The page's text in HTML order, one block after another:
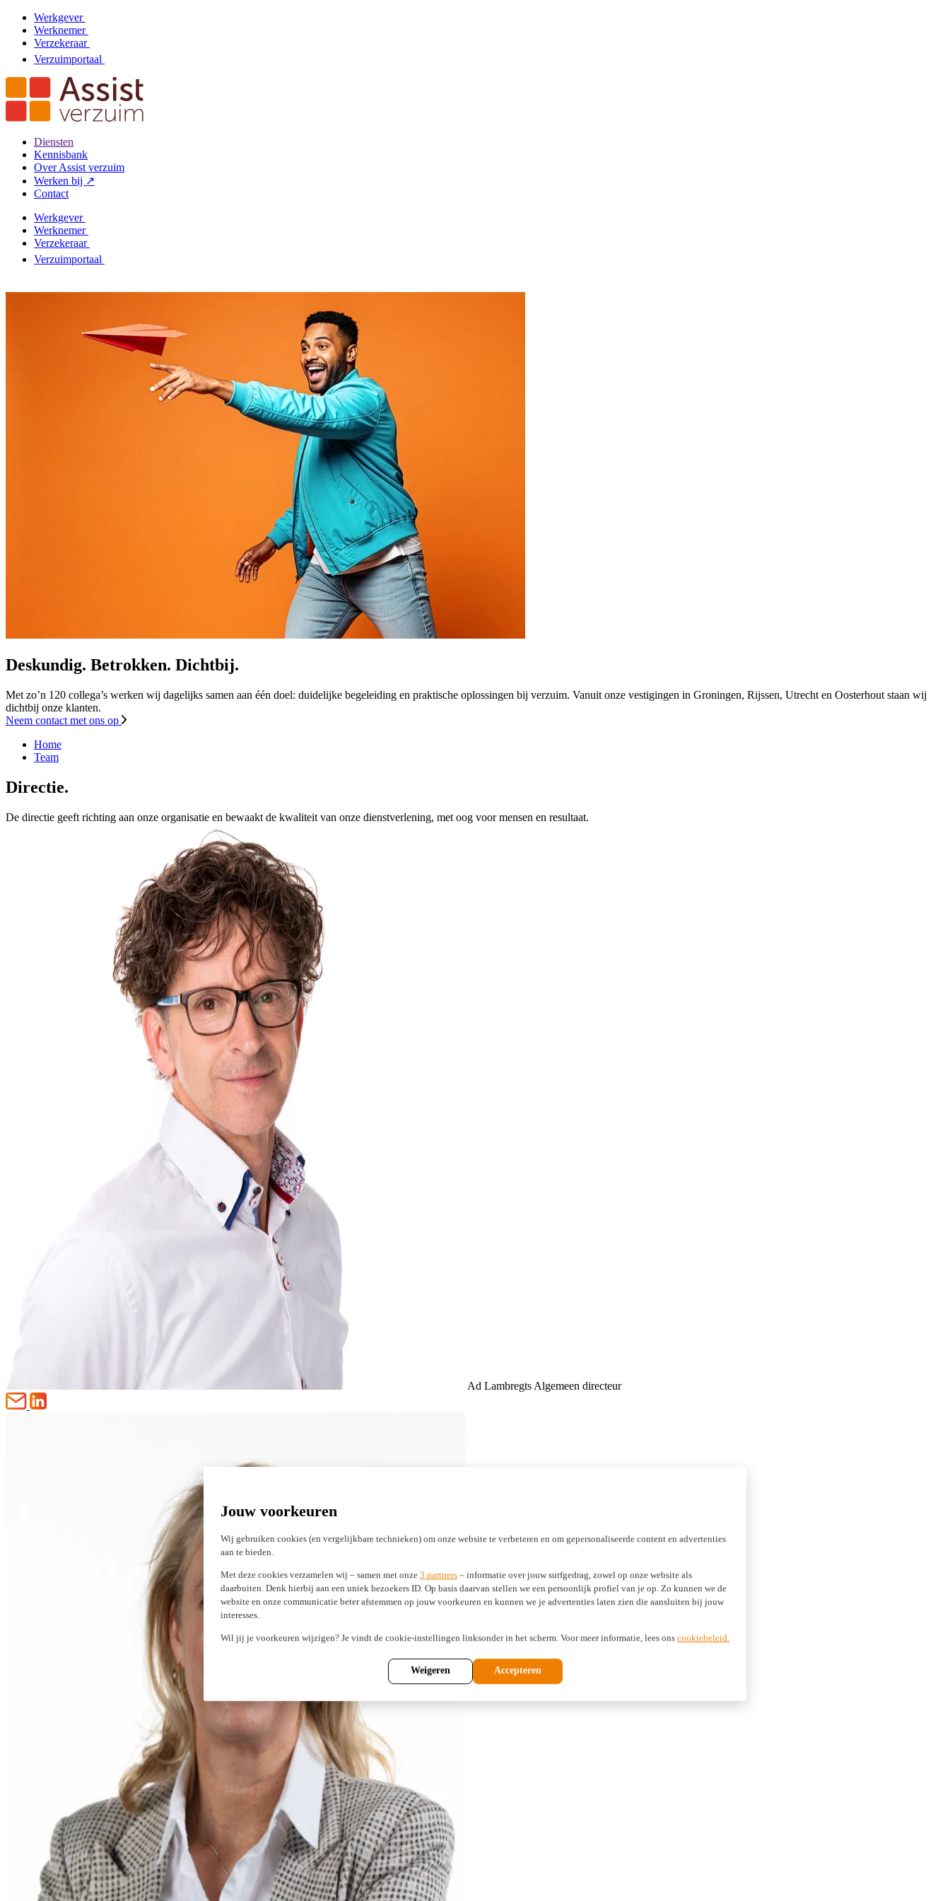
Jouw voorkeuren
Wij gebruiken cookies (en vergelijkbare technieken) om onze website te verbeteren en om gepersonaliseerde content en advertenties
aan te bieden.
Met deze cookies verzamelen wij – samen met onze 3 partners – informatie over jouw surfgedrag, zowel op onze website als
daarbuiten. Denk hierbij aan een uniek bezoekers ID. Op basis daarvan stellen we een persoonlijk profiel van je op. Zo kunnen we de
website en onze communicatie beter afstemmen op jouw voorkeuren en kunnen we je advertenties laten zien die aansluiten bij jouw
interesses.
Wil jij je voorkeuren wijzigen? Je vindt de cookie-instellingen linksonder in het scherm. Voor meer informatie, lees ons cookiebeleid.
Weigeren Accepteren
Werkgever
Werknemer
Verzekeraar
Verzuimportaal
Diensten
Kennisbank
Over Assist verzuim
Werken bij ↗
Contact
Werkgever
Werknemer
Verzekeraar
Verzuimportaal
Deskundig. Betrokken. Dichtbij.
Met zo’n 120 collega’s werken wij dagelijks samen aan één doel: duidelijke begeleiding en praktische oplossingen bij verzuim. Vanuit onze vestigingen in Groningen, Rijssen, Utrecht en Oosterhout staan wij
dichtbij onze klanten.
Neem contact met ons op
Home
Team
Directie.
De directie geeft richting aan onze organisatie en bewaakt de kwaliteit van onze dienstverlening, met oog voor mensen en resultaat.
Ad Lambregts Algemeen directeur